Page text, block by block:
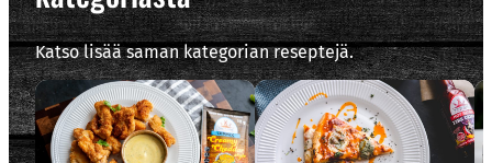
Katso lisää saman kategorian reseptejä.